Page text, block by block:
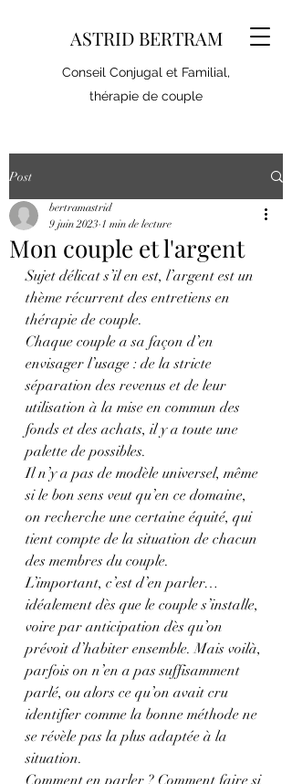
ASTRID BERTRAM
Conseil Conjugal et Familial,
thérapie de couple
Post
Mon couple et l'argent
bertramastrid
9 juin 2023 1 min de lecture
Sujet délicat s’il en est, l’argent est un
thème récurrent des entretiens en
thérapie de couple.
Chaque couple a sa façon d’en
envisager l’usage : de la stricte
séparation des revenus et de leur
utilisation à la mise en commun des
fonds et des achats, il y a toute une
palette de possibles.
Il n’y a pas de modèle universel, même
si le bon sens veut qu’en ce domaine,
on recherche une certaine équité, qui
tient compte de la situation de chacun
des membres du couple.
L’important, c’est d’en parler…
idéalement dès que le couple s’installe,
voire par anticipation dès qu’on
prévoit d’habiter ensemble. Mais voilà,
parfois on n’en a pas suffisamment
parlé, ou alors ce qu’on avait cru
identifier comme la bonne méthode ne
se révèle pas la plus adaptée à la
situation.
Comment en parler ? Comment faire si